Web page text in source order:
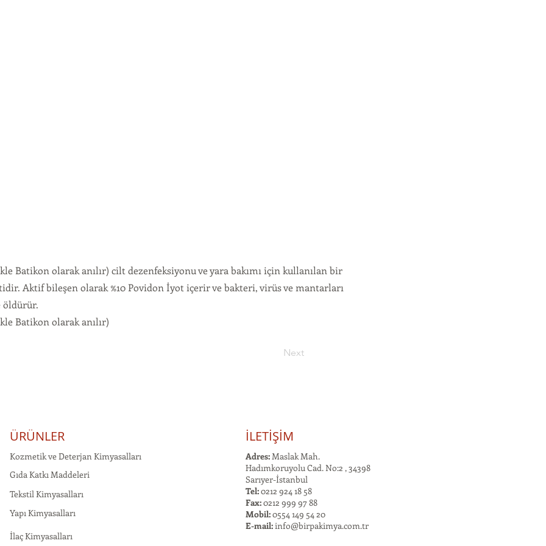
Batikon olarak anılır) cilt dezenfeksiyonu ve yara bakımı için kullanılan bir
Aktif bileşen olarak %10 Povidon İyot içerir ve bakteri, virüs ve mantarları
Batikon olarak anılır)
Next
ÜRÜNLER
Kozmetik ve Deterjan Kimyasalları
Gıda Katkı Maddeleri
Tekstil Kimyasalları
Yapı Kimyasalları
İlaç Kimyasalları
İLETİŞİM
Adres:Maslak Mah.
Hadımkoruyolu Cad. No:2 , 34398
Sarıyer-İstanbul
Tel:0212 924 18 58
Fax:0212 999 97 88
Mobil:0554 149 54 20
E-mail:info@birpakimya.com.tr